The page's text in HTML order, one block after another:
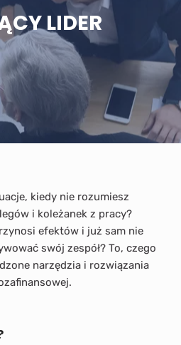
LIDER
kiedy nie rozumiesz
i koleżanek z pracy?
efektów i już sam nie
swój zespół? To, czego
narzędzia i rozwiązania